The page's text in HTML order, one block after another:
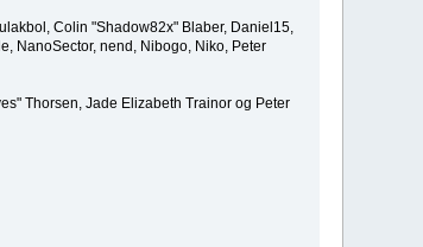
Colin "Shadow82x" Blaber, Daniel15,
NanoSector, nend, Nibogo, Niko, Peter
Thorsen, Jade Elizabeth Trainor og Peter